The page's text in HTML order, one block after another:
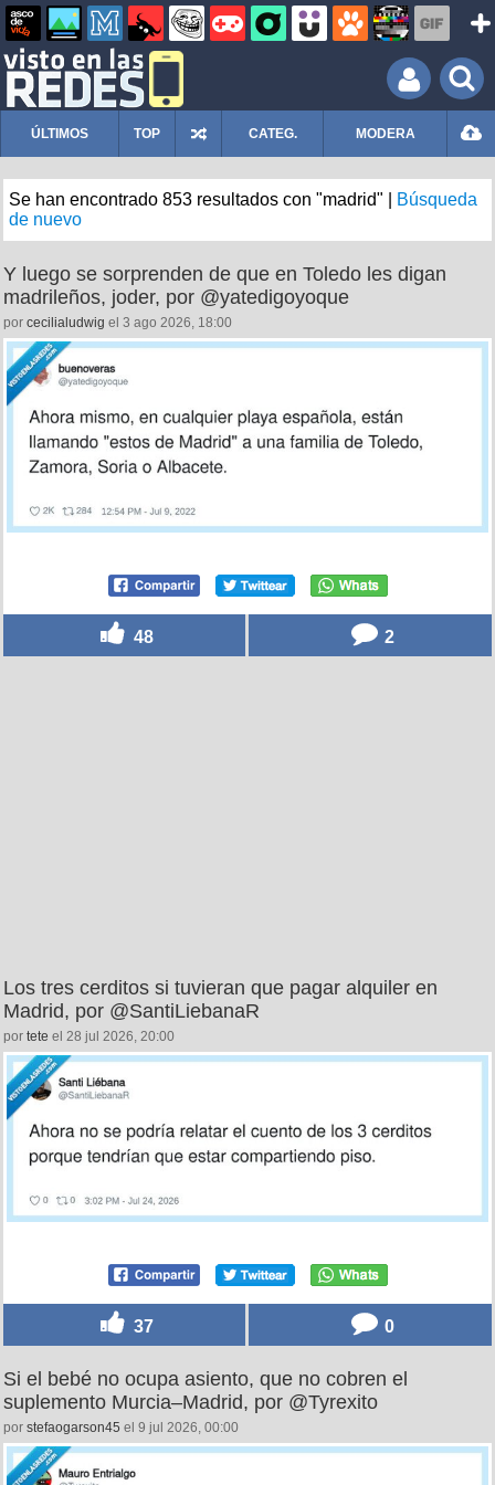
ÚLTIMOS TOP CATEG. MODERA
Se han encontrado 853 resultados con "madrid" |
Búsqueda
de nuevo
Y luego se sorprenden de que en Toledo les digan
madrileños, joder, por @yatedigoyoque
por cecilialudwig el 3 ago 2026, 18:00
48 2
Los tres cerditos si tuvieran que pagar alquiler en
Madrid, por @SantiLiebanaR
por tete el 28 jul 2026, 20:00
37 0
Si el bebé no ocupa asiento, que no cobren el
suplemento Murcia–Madrid, por @Tyrexito
por stefaogarson45 el 9 jul 2026, 00:00